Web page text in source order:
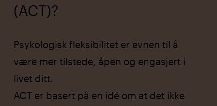
(ACT)?
Psykologisk fleksibilitet er evnen til å
være mer tilstede, åpen og engasjert i
livet ditt.
ACT er basert på en idé om at det ikke